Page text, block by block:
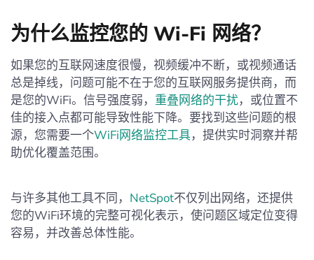
为什么监控您的 Wi-Fi 网络？
如果您的互联网速度很慢，视频缓冲不断，或视频通话
总是掉线，问题可能不在于您的互联网服务提供商，而
是您的WiFi。信号强度弱， 重叠网络的干扰，或位置不
佳的接入点都可能导致性能下降。要找到这些问题的根
源，您需要一个WiFi网络监控工具，提供实时洞察并帮
助优化覆盖范围。
与许多其他工具不同， NetSpot不仅列出网络，还提供
您的WiFi环境的完整可视化表示，使问题区域定位变得
容易，并改善总体性能。